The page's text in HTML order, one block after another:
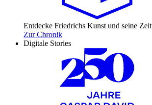
Entdecke Friedrichs Kunst und seine Zeit
Zur Chronik
Digitale Stories